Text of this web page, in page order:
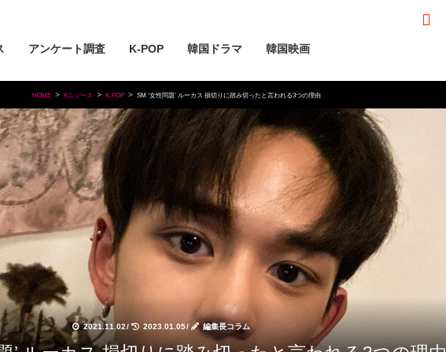
アンケート調査 K-POP 韓国ドラマ 韓国映画
HOME Kニュース K-POP SM ‘女性問題’ ルーカス 損切りに踏み切ったと言われる3つの理由
2021.11.02/ 2023.01.05/ 編集長コラム